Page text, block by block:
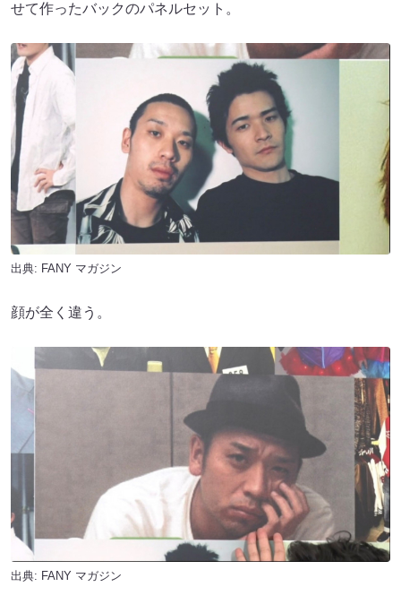
せて作ったバックのパネルセット。
出典: FANY マガジン
顔が全く違う。
出典: FANY マガジン